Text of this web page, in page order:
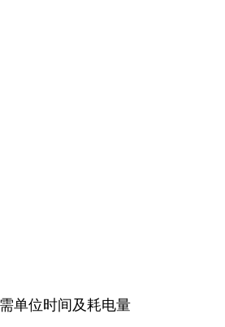
单位时间及耗电量